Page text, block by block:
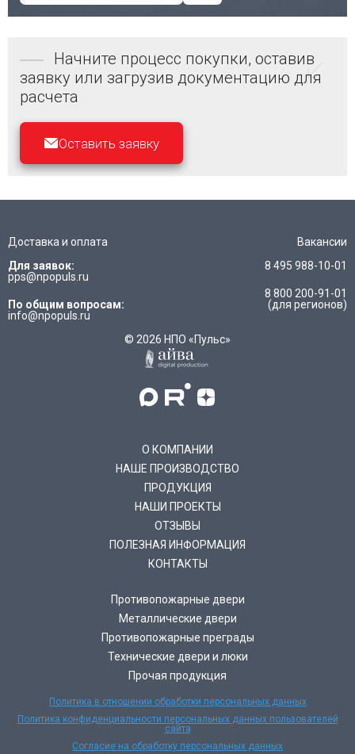
Начните процесс покупки, оставив
заявку или загрузив документацию для
расчета
Оставить заявку
Доставка и оплата
Вакансии
Для заявок:
pps@npopuls.ru
По общим вопросам:
info@npopuls.ru
8 495 988-10-01
8 800 200-91-01
(для регионов)
© 2026 НПО «Пульс»
О КОМПАНИИ
НАШЕ ПРОИЗВОДСТВО
ПРОДУКЦИЯ
НАШИ ПРОЕКТЫ
ОТЗЫВЫ
ПОЛЕЗНАЯ ИНФОРМАЦИЯ
КОНТАКТЫ
Противопожарные двери
Металлические двери
Противопожарные преграды
Технические двери и люки
Прочая продукция
Политика в отношении обработки персональных данных
Политика конфиденциальности персональных данных пользователей
сайта
Согласие на обработку персональных данных